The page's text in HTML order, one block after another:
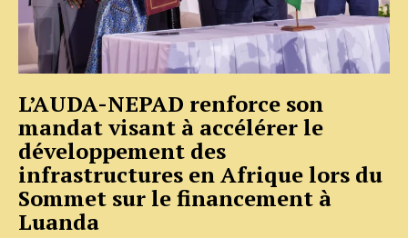
L’AUDA-NEPAD renforce son
mandat visant à accélérer le
développement des
infrastructures en Afrique lors du
Sommet sur le financement à
Luanda